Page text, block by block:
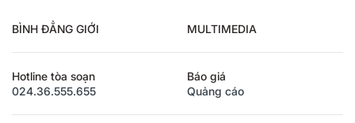
BÌNH ĐẲNG GIỚI MULTIMEDIA
Hotline tòa soạn
024.36.555.655
Báo giá
Quảng cáo